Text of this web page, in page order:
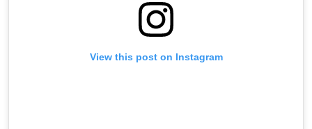
View this post on Instagram